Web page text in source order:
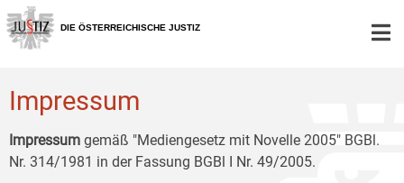
Zur
Hauptnavigation
[1]
Zum
Inhalt
[2]
Zum
Untermenü
[3]
DIE ÖSTERREICHISCHE JUSTIZ
Impressum
Impressum gemäß "Mediengesetz mit Novelle 2005" BGBl.
Nr. 314/1981 in der Fassung BGBl I Nr. 49/2005.